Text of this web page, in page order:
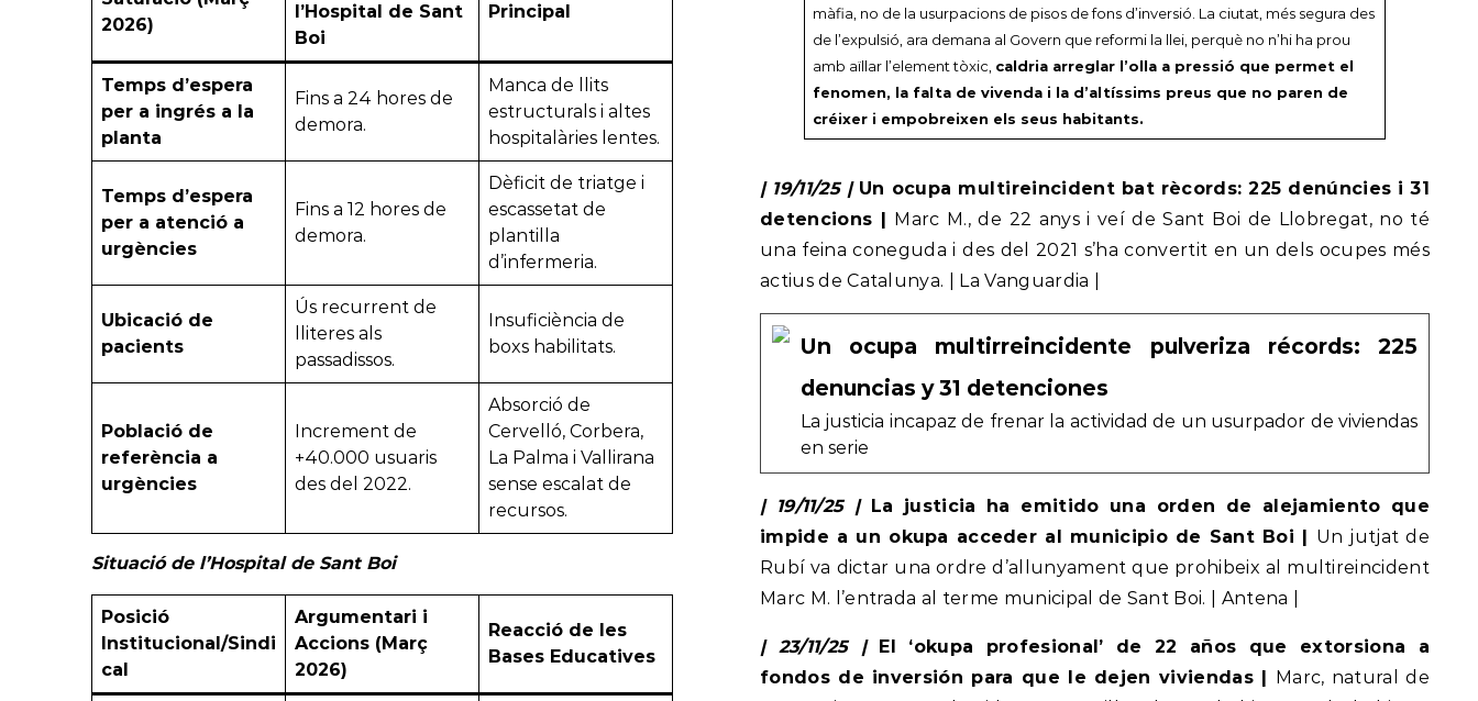
2026)
l’Hospital de Sant
Boi
Principal
Temps d’espera
per a ingrés a la
planta
Fins a 24 hores de
demora.
Manca de llits
estructurals i altes
hospitalàries lentes.
Temps d’espera
per a atenció a
urgències
Fins a 12 hores de
demora.
Dèficit de triatge i
escassetat de
plantilla
d’infermeria.
Ubicació de
pacients
Ús recurrent de
lliteres als
passadissos.
Insuficiència de
boxs habilitats.
Població de
referència a
urgències
Increment de
+40.000 usuaris
des del 2022.
Absorció de
Cervelló, Corbera,
La Palma i Vallirana
sense escalat de
recursos.
Situació de l’Hospital de Sant Boi
Posició
Institucional/Sindi
cal
Argumentari i
Accions (Març
2026)
Reacció de les
Bases Educatives
màfia, no de la usurpacions de pisos de fons d’inversió. La ciutat, més segura des
de l’expulsió, ara demana al Govern que reformi la llei, perquè no n’hi ha prou
amb aïllar l’element tòxic, caldria arreglar l’olla a pressió que permet el
fenomen, la falta de vivenda i la d’altíssims preus que no paren de
créixer i empobreixen els seus habitants.
| 19/11/25 |Un ocupa multireincident bat rècords: 225 denúncies i 31
detencions |
Marc M., de 22 anys i veí de Sant Boi de Llobregat, no té
una feina coneguda i des del 2021 s’ha convertit en un dels ocupes més
actius de Catalunya. | La Vanguardia |
Un ocupa multirreincidente pulveriza récords: 225
denuncias y 31 detenciones
La justicia incapaz de frenar la actividad de un usurpador de viviendas
en serie
| 19/11/25 |La justicia ha emitido una orden de alejamiento que
impide a un okupa acceder al municipio de Sant Boi | Un jutjat de
Rubí va dictar una ordre d’allunyament que prohibeix al multireincident
Marc M. l’entrada al terme municipal de Sant Boi. | Antena |
| 23/11/25 |El ‘okupa profesional’ de 22 años que extorsiona a
fondos de inversión para que le dejen viviendas |
Marc, natural de